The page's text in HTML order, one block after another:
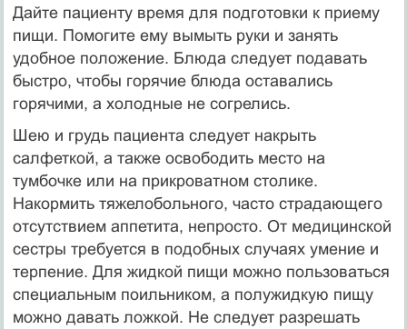
Дайте пациенту время для подготовки к приему
пищи. Помогите ему вымыть руки и занять
удобное положение. Блюда следует подавать
быстро, чтобы горячие блюда оставались
горячими, а холодные не согрелись.
Шею и грудь пациента следует накрыть
салфеткой, а также освободить место на
тумбочке или на прикроватном столике.
Накормить тяжелобольного, часто страдающего
отсутствием аппетита, непросто. От медицинской
сестры требуется в подобных случаях умение и
терпение. Для жидкой пищи можно пользоваться
специ­альным поильником, а полужидкую пищу
можно давать ложкой. Не следует разрешать